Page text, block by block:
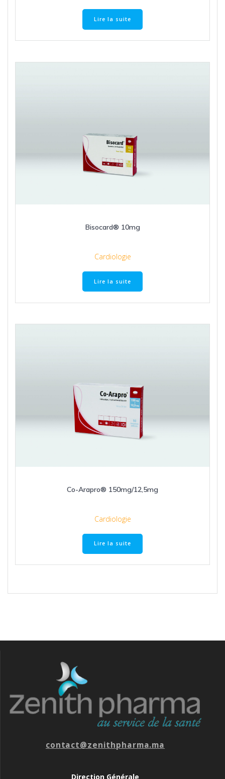
Lire la suite
Bisocard® 10mg
Cardiologie
Lire la suite
Co-Arapro® 150mg/12,5mg
Cardiologie
Lire la suite
contact@zenithpharma.ma
Direction Générale